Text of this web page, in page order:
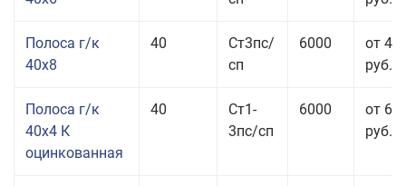
Полоса г/к
40x8
40
Ст3пс/
сп
6000
от 43
руб.
Полоса г/к
40x4 К
оцинкованная
40
Ст1-
3пс/сп
6000
от 68
руб.